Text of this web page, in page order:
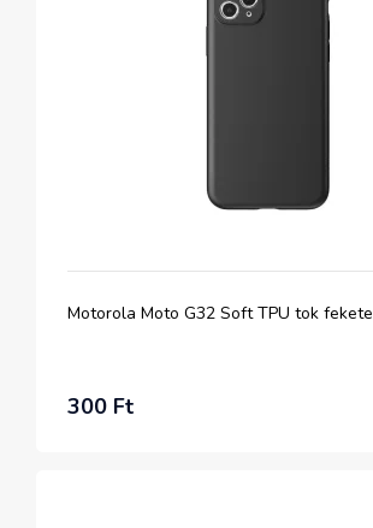
Motorola Moto G32 Soft TPU tok fekete
300 Ft